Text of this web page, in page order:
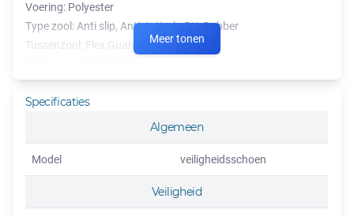
Voering: Polyester
Type zool: Anti slip, Antistatisch, PU, Rubber
Tussenzool: Flex Guard
Sluiting: Veter
alternatief voor Eagle Sion
Dit is een model uit de Eagle collectie
Meer tonen
Specificaties
Algemeen
Model veiligheidsschoen
Veiligheid